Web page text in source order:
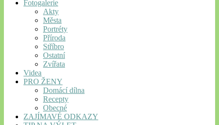
Fotogalerie
Akty
Města
Portréty
Příroda
Stříbro
Ostatní
Zvířata
Videa
PRO ŽENY
Domácí dílna
Recepty
Obecné
ZAJÍMAVÉ ODKAZY